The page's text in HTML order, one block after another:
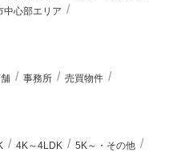
中心部エリア
事務所 売買物件
4K～4LDK 5K～・その他